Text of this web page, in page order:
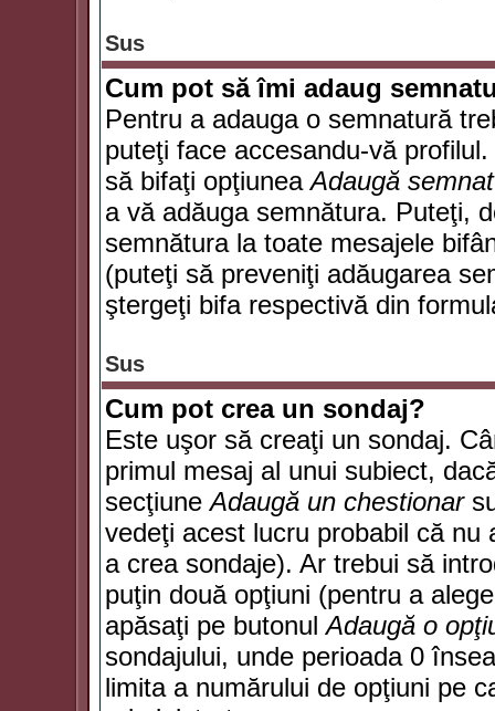
Sus
Cum pot să îmi adaug
Pentru a adauga o semnatură
puteţi face accesandu-vă
să bifaţi opţiuneaAdaugă
a vă adăuga semnătura. Puteţi,
semnătura la toate mesajele
(puteţi să preveniţi adăugarea
ştergeţi bifa respectivă din
Sus
Cum pot crea un sondaj?
Este uşor să creaţi un sondaj.
primul mesaj al unui subiect,
secţiuneAdaugă un chestionar
vedeţi acest lucru probabil că nu
a crea sondaje). Ar trebui să
puţin două opţiuni (pentru a
apăsaţi pe butonulAdaugă o
sondajului, unde perioada 0
limita a numărului de opţiuni pe